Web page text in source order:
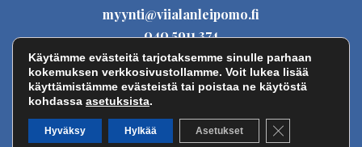
myynti@viialanleipomo.fi
040 5911 374
Käytämme evästeitä tarjotaksemme sinulle parhaan
kokemuksen verkkosivustollamme. Voit lukea lisää
käyttämistämme evästeistä tai poistaa ne käytöstä
kohdassa asetuksista.
Hyväksy Hylkää Asetukset Sulje